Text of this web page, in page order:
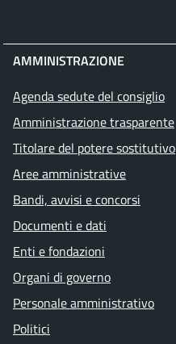
AMMINISTRAZIONE
Agenda sedute del consiglio
Amministrazione trasparente
Titolare del potere sostitutivo
Aree amministrative
Bandi, avvisi e concorsi
Documenti e dati
Enti e fondazioni
Organi di governo
Personale amministrativo
Politici